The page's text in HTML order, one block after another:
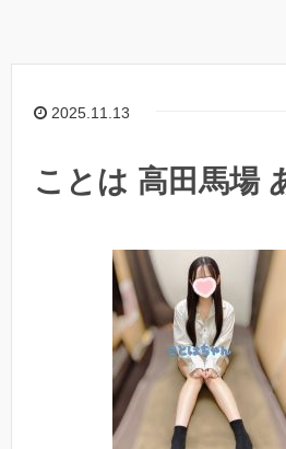
2025.11.13
ことは 高田馬場